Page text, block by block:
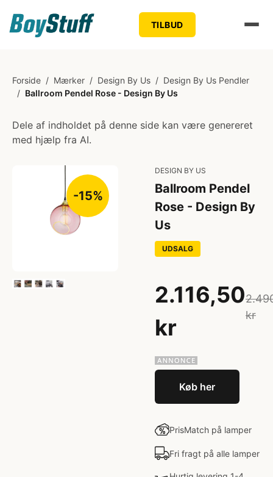
TILBUD
Forside / Mærker / Design By Us / Design By Us Pendler
/ Ballroom Pendel Rose - Design By Us
Dele af indholdet på denne side kan være genereret
med hjælp fra AI.
-15%
DESIGN BY US
Ballroom Pendel
Rose - Design By
Us
UDSALG
2.116,50
kr
kr
Køb her
PrisMatch på lamper
Fri fragt på alle lamper